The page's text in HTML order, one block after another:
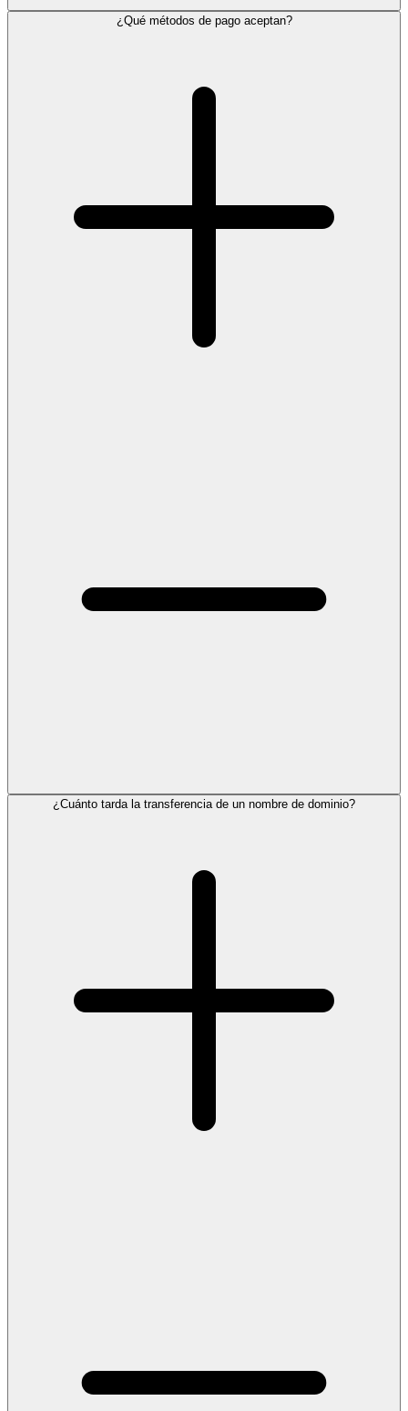
¿Qué métodos de pago aceptan?
¿Cuánto tarda la transferencia de un nombre de dominio?